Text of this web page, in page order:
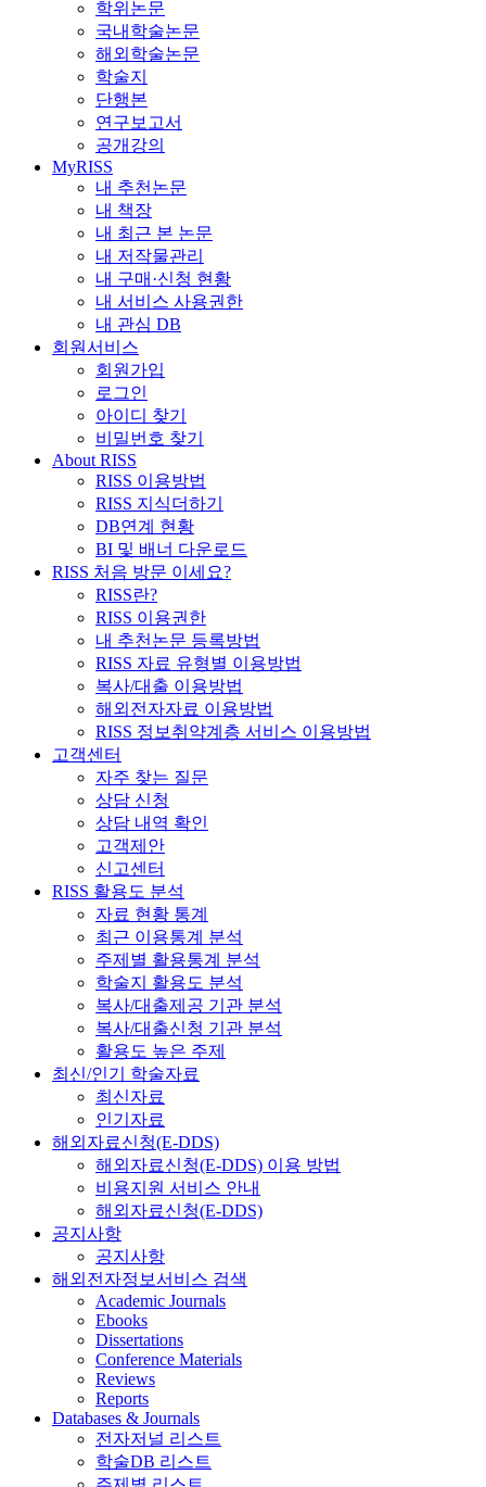
학위논문
국내학술논문
해외학술논문
학술지
단행본
연구보고서
공개강의
MyRISS
내 추천논문
내 책장
내 최근 본 논문
내 저작물관리
내 구매·신청 현황
내 서비스 사용권한
내 관심 DB
회원서비스
회원가입
로그인
아이디 찾기
비밀번호 찾기
About RISS
RISS 이용방법
RISS 지식더하기
DB연계 현황
BI 및 배너 다운로드
RISS 처음 방문 이세요?
RISS란?
RISS 이용권한
내 추천논문 등록방법
RISS 자료 유형별 이용방법
복사/대출 이용방법
해외전자자료 이용방법
RISS 정보취약계층 서비스 이용방법
고객센터
자주 찾는 질문
상담 신청
상담 내역 확인
고객제안
신고센터
RISS 활용도 분석
자료 현황 통계
최근 이용통계 분석
주제별 활용통계 분석
학술지 활용도 분석
복사/대출제공 기관 분석
복사/대출신청 기관 분석
활용도 높은 주제
최신/인기 학술자료
최신자료
인기자료
해외자료신청(E-DDS)
해외자료신청(E-DDS) 이용 방법
비용지원 서비스 안내
해외자료신청(E-DDS)
공지사항
공지사항
해외전자정보서비스 검색
Academic Journals
Ebooks
Dissertations
Conference Materials
Reviews
Reports
Databases & Journals
전자저널 리스트
학술DB 리스트